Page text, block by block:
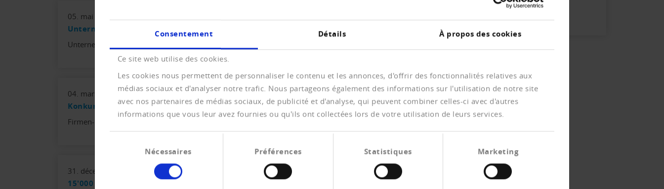
Consentement Détails À propos des cookies
Ce site web utilise des cookies.
Les cookies nous permettent de personnaliser le contenu et les annonces, d'offrir des fonctionnalités relatives aux
médias sociaux et d'analyser notre trafic. Nous partageons également des informations sur l'utilisation de notre site
avec nos partenaires de médias sociaux, de publicité et d'analyse, qui peuvent combiner celles-ci avec d'autres
informations que vous leur avez fournies ou qu'ils ont collectées lors de votre utilisation de leurs services.
consentement
Nécessaires Préférences Statistiques Marketing
05. mai 2026
Unternehmensinsolvenzen in Europa
Unternehmensinsolvenzen in Europa - Analyse der Creditreform Wirtschaftsforschung
04. mars 2026
Konkurszahlen bleiben hoch – Firmengründungen ebenfalls
Firmen- und Privat-Konkurse sowie der Neueintragungen und Löschungen mit Vorjahresvergleich.
31. décembre 2025
15'000 Firmenpleiten – Neuer Rekord bei Firmengründungen
+41 71 - 221 11 - 21